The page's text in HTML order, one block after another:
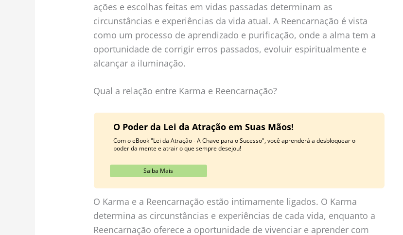
ações e escolhas feitas em vidas passadas determinam as
circunstâncias e experiências da vida atual. A Reencarnação é vista
como um processo de aprendizado e purificação, onde a alma tem a
oportunidade de corrigir erros passados, evoluir espiritualmente e
alcançar a iluminação.
Qual a relação entre Karma e Reencarnação?
O Poder da Lei da Atração em Suas Mãos!
Com o eBook "Lei da Atração - A Chave para o Sucesso", você aprenderá a desbloquear o
poder da mente e atrair o que sempre desejou!
Saiba Mais
O Karma e a Reencarnação estão intimamente ligados. O Karma
determina as circunstâncias e experiências de cada vida, enquanto a
Reencarnação oferece a oportunidade de vivenciar e aprender com